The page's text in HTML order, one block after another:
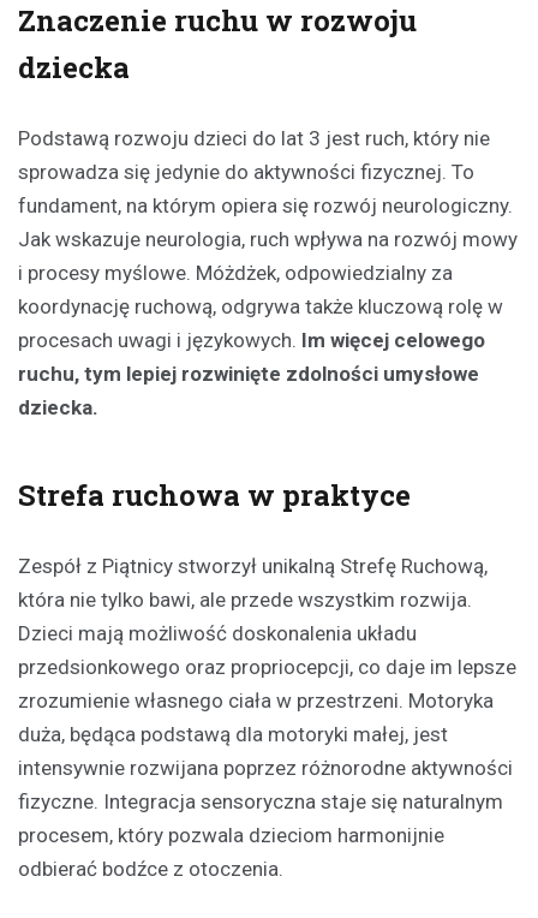
Znaczenie ruchu w rozwoju
dziecka
Podstawą rozwoju dzieci do lat 3 jest ruch, który nie
sprowadza się jedynie do aktywności fizycznej. To
fundament, na którym opiera się rozwój neurologiczny.
Jak wskazuje neurologia, ruch wpływa na rozwój mowy
i procesy myślowe. Móżdżek, odpowiedzialny za
koordynację ruchową, odgrywa także kluczową rolę w
procesach uwagi i językowych. Im więcej celowego
ruchu, tym lepiej rozwinięte zdolności umysłowe
dziecka.
Strefa ruchowa w praktyce
Zespół z Piątnicy stworzył unikalną Strefę Ruchową,
która nie tylko bawi, ale przede wszystkim rozwija.
Dzieci mają możliwość doskonalenia układu
przedsionkowego oraz propriocepcji, co daje im lepsze
zrozumienie własnego ciała w przestrzeni. Motoryka
duża, będąca podstawą dla motoryki małej, jest
intensywnie rozwijana poprzez różnorodne aktywności
fizyczne. Integracja sensoryczna staje się naturalnym
procesem, który pozwala dzieciom harmonijnie
odbierać bodźce z otoczenia.